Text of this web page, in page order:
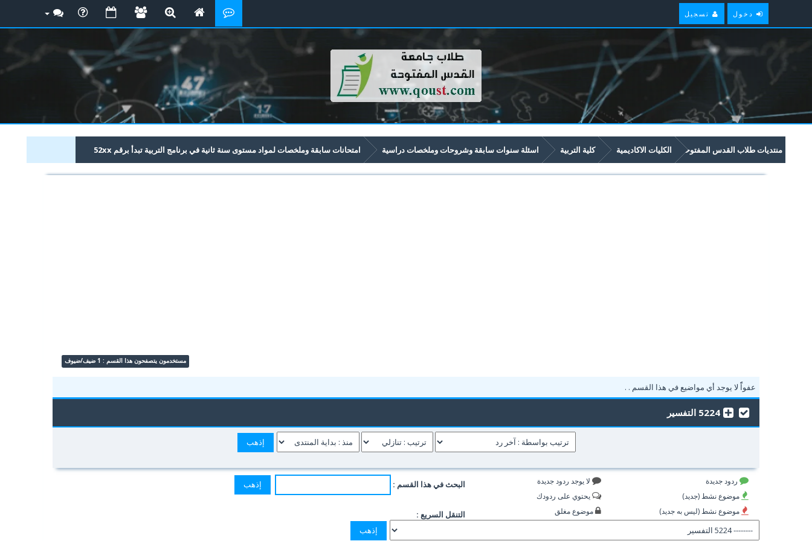
دخول تسجيل
منتديات طلاب القدس المفتوحة الكليات الاكاديمية كلية التربية اسئلة سنوات سابقة وشروحات وملخصات دراسية امتحانات سابقة وملخصات لمواد مستوى سنة ثانية في برنامج التربية تبدأ برقم 52xx
5224 التفسير
مستخدمون يتصفحون هذا القسم : 1 ضيف/ضيوف
عفواًً لا يوجد أي مواضيع في هذا القسم . .
5224 التفسير
ردود جديدة
موضوع نشط (جديد)
موضوع نشط (ليس به جديد)
لا يوجد ردود جديدة
يحتوي على ردودك
موضوع مغلق
البحث في هذا القسم :
التنقل السريع :